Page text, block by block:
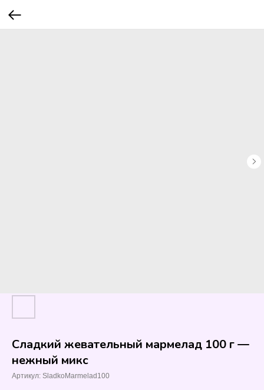
Сладкий жевательный мармелад 100 г —
нежный микс
Артикул: SladkoMarmelad100